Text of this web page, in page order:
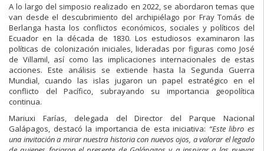
A lo largo del simposio realizado en 2022, se abordaron temas que
van desde el descubrimiento del archipiélago por Fray Tomás de
Berlanga hasta los conflictos económicos, sociales y políticos del
Ecuador en la década de 1830. Los estudiosos examinaron las
políticas de colonización iniciales, lideradas por figuras como José
de Villamil, así como las implicaciones internacionales de estas
acciones. Este análisis se extiende hasta la Segunda Guerra
Mundial, cuando las islas jugaron un papel estratégico en el
conflicto del Pacífico, subrayando su importancia geopolítica
continua.
Mariuxi Farías, delegada del Director del Parque Nacional
Galápagos, destacó la importancia de esta iniciativa: “Este libro es
una invitación a mirar nuestra historia con nuevos ojos, a valorar el legado